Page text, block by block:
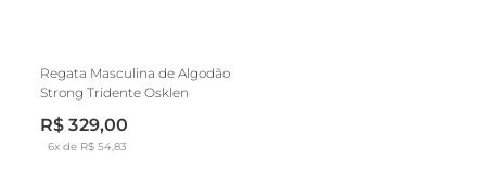
Regata Masculina de Algodão
Strong Tridente Osklen
R$ 329,00
6x de R$ 54,83